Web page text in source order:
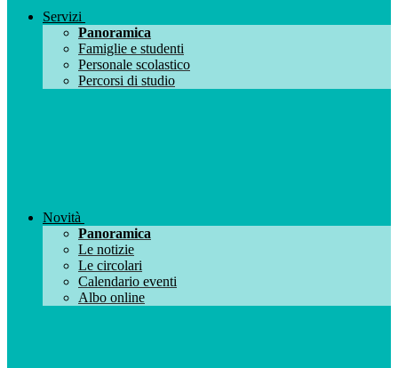
Servizi
Panoramica
Famiglie e studenti
Personale scolastico
Percorsi di studio
Novità
Panoramica
Le notizie
Le circolari
Calendario eventi
Albo online